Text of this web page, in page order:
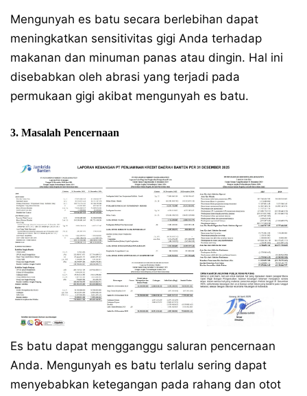
Mengunyah es batu secara berlebihan dapat
meningkatkan sensitivitas gigi Anda terhadap
makanan dan minuman panas atau dingin. Hal ini
disebabkan oleh abrasi yang terjadi pada
permukaan gigi akibat mengunyah es batu.
3. Masalah Pencernaan
Es batu dapat mengganggu saluran pencernaan
Anda. Mengunyah es batu terlalu sering dapat
menyebabkan ketegangan pada rahang dan otot